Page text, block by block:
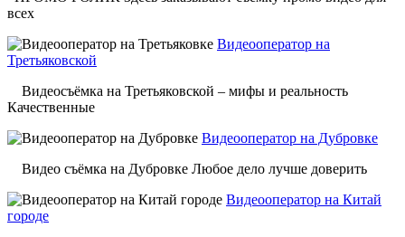
всех
Видеооператор на
Третьяковской
Видеосъёмка на Третьяковской – мифы и реальность
Качественные
Видеооператор на Дубровке
Видео съёмка на Дубровке Любое дело лучше доверить
Видеооператор на Китай
городе